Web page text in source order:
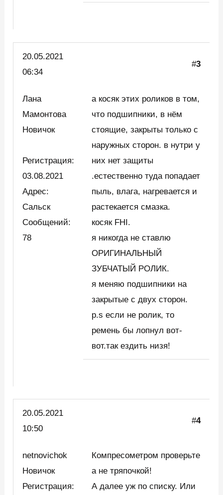
20.05.2021
06:34
#3
Лана
Мамонтова
Новичок
Регистрация:
03.08.2021
Адрес:
Сальск
Сообщений:
78
а косяк этих роликов в том,
что подшипники, в нём
стоящие, закрыты только с
наружных сторон. в нутри у
них нет защиты
.естественно туда попадает
пыль, влага, нагревается и
растекается смазка.
косяк FHI.
я никогда не ставлю
ОРИГИНАЛЬНЫЙ
ЗУБЧАТЫЙ РОЛИК.
я меняю подшипники на
закрытые с двух сторон.
p.s если не ролик, то
ремень бы лопнул вот-
вот.так ездить низя!
20.05.2021
10:50
#4
netnovichok
Новичок
Регистрация:
Компресометром проверьте
а не тряпочкой!
А далее уж по списку. Или